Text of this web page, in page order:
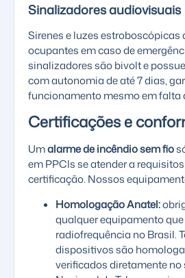
Sinalizadores audiovisuais
Sirenes e luzes estroboscópicas
ocupantes em caso de
sinalizadores são bivolt e
com autonomia de até 7 dias,
funcionamento mesmo em falta
Certificações e
Umalarme de incêndio sem fio
em PPCIs se atender a
certificação. Nossos
Homologação Anatel:
qualquer equipamento
radiofrequência no Brasil.
dispositivos são
verificados diretamente no